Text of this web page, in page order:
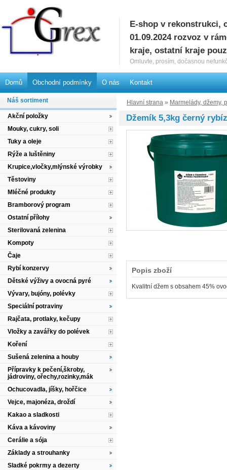
Hlavní strana » Marmelády, džemy,
Džemík 5,3kg černý
Popis zboží
Kvalitní džem s obsahem 45%
Náš sortiment
Akční položky
Mouky, cukry, soli
Tuky a oleje
Rýže a luštěniny
Krupice,vločky,mlýnské výrobky
Těstoviny
Mléčné produkty
Bramborový program
Ostatní přílohy
Sterilovaná zelenina
Kompoty
Čaje
Rybí konzervy
Dětské výživy a ovocná pyré
Vývary, bujóny, polévky
Speciální potraviny
Rajčata, protlaky, kečupy
Vložky a zavářky do polévek
Koření
Sušená zelenina a houby
Přípravky k pečení,škroby,
jádroviny, ořechy,rozinky,mák
Ochucovadla, jíšky, hořčice
Vejce, majonéza, droždí
Kakao a sladkosti
Káva a kávoviny
Cerálie a sója
Základy a strouhanky
Sladké pokrmy a dezerty
G
E-shop v rekonstrukci,
01.09.2024 rozvoz v
kraje, ostatní kraje
Omluvte, prosím, dočasnou
Domů Obchodní podmínky O nás Kontakt